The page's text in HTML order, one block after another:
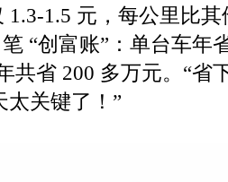
1.3-1.5 元，每公里比
“创富账”：单台车年
共省 200 多万元。“省
太关键了！”